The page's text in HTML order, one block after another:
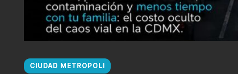
CIUDAD METROPOLI